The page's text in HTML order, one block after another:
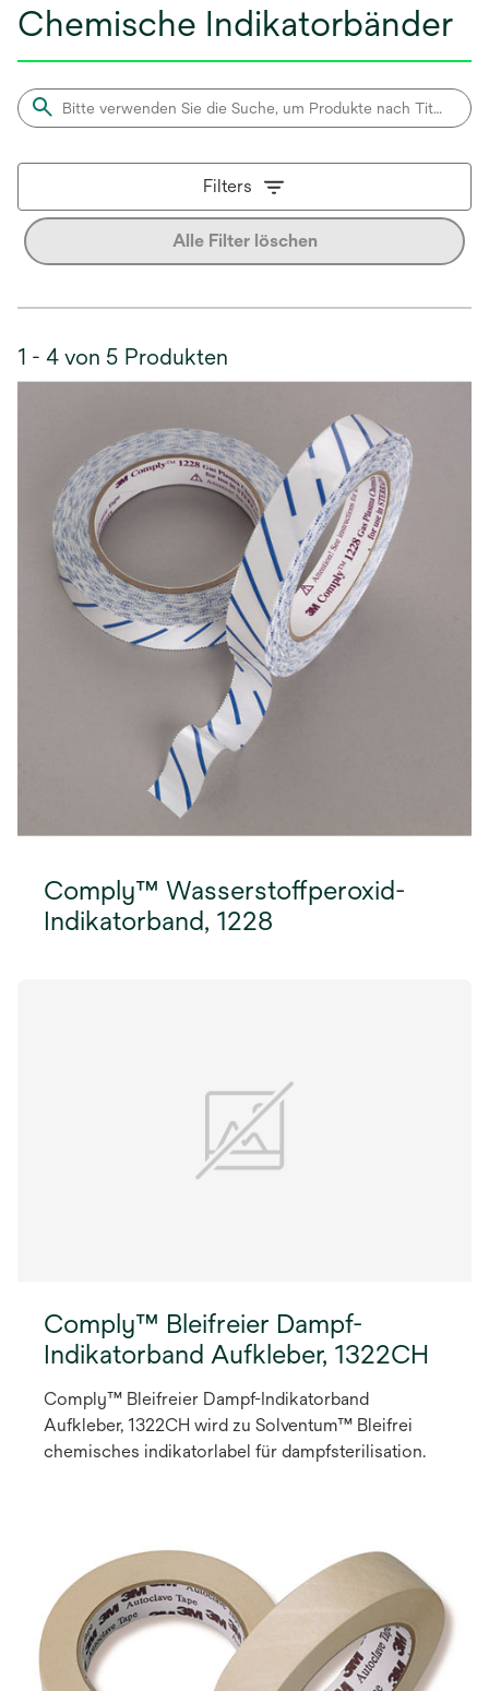
Chemische Indikatorbänder
Filters
Alle Filter löschen
1 - 4 von 5 Produkten
Comply™ Wasserstoffperoxid-
Indikatorband, 1228
Comply™ Bleifreier Dampf-
Indikatorband Aufkleber, 1322CH
Comply™ Bleifreier Dampf-Indikatorband
Aufkleber, 1322CH wird zu Solventum™ Bleifrei
chemisches indikatorlabel für dampfsterilisation.